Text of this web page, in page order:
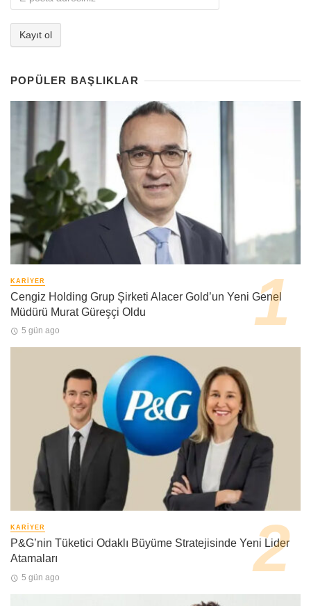
POPÜLER BAŞLIKLAR
KARIYER
Cengiz Holding Grup Şirketi Alacer Gold’un Yeni Genel
Müdürü Murat Güreşçi Oldu
5 gün ago
KARIYER
P&G’nin Tüketici Odaklı Büyüme Stratejisinde Yeni Lider
Atamaları
5 gün ago